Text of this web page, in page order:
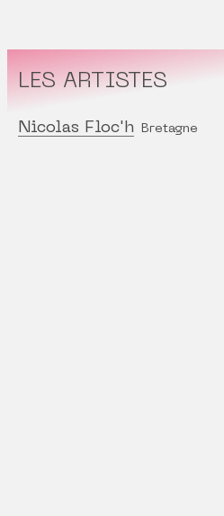
LES ARTISTES
Nicolas Floc'h Bretagne